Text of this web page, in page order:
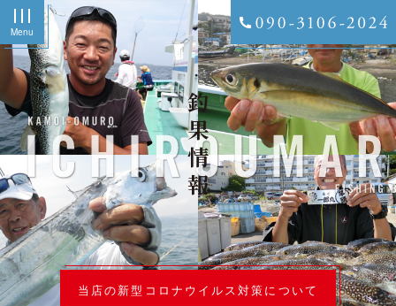
Menu
釣果情報
当店の新型コロナウイルス対策について